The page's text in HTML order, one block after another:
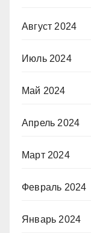
Август 2024
Июль 2024
Май 2024
Апрель 2024
Март 2024
Февраль 2024
Январь 2024